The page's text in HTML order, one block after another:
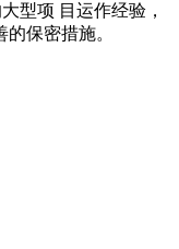
型项 目运作经验，
保密措施。